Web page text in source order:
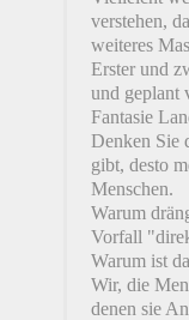
verstehen,
weiteres
Erster und
und geplant
Fantasie
Denken Sie
gibt, desto
Menschen.
Warum
Vorfall
Warum ist
Wir, die
denen sie